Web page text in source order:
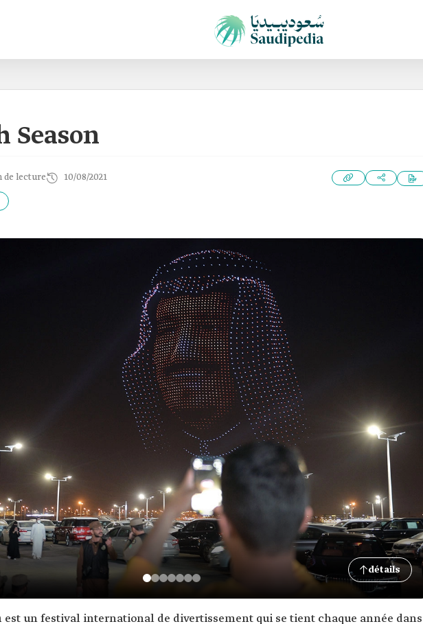
Season
de lecture 10/08/2021
détails
est un festival international de divertissement qui se tient chaque année dans